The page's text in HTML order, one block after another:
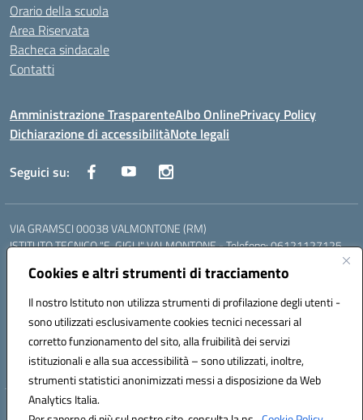
Cookies e altri strumenti di tracciamento
Il nostro Istituto non utilizza strumenti di profilazione degli utenti -
sono utilizzati esclusivamente cookies tecnici necessari al
corretto funzionamento del sito, alla fruibilità dei servizi
istituzionali e alla sua accessibilità – sono utilizzati, inoltre,
strumenti statistici anonimizzati messi a disposizione da Web
Analytics Italia.
Orario della scuola
Area Riservata
Bacheca sindacale
Contatti
Amministrazione TrasparenteAlbo OnlinePrivacy Policy
Dichiarazione di accessibilitàNote legali
Seguici su:
VIA GRAMSCI 00038 VALMONTONE (RM)
ISTITUTO TECNICO "E. GIGLI" VALMONTONE - Telefono: 06121127125
06121126825
LICEO DELLE SCIENZE UMANE "P.L. NERVI" SEGNI - Telefono:
Mail: RMIS099002@istruzione.it - PEC: RMIS099002@pec.istruzione.it
Codice meccanografico: RMIS099002
Codice fiscale: 95036960581
Hosting & Powered by 3D Solution S.r.l.